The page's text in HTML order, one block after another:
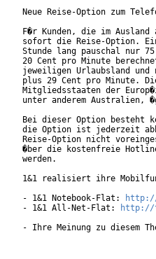
Neue Reise-Option zum
F�r Kunden, die im
sofort die Reise-Option.
Stunde lang pauschal nur
20 Cent pro Minute
jeweiligen Urlaubsland und
plus 29 Cent pro Minute.
Mitgliedsstaaten der
unter anderem Australien,
Bei dieser Option besteht
die Option ist jederzeit
Reise-Option nicht
�ber die kostenfreie
werden.
1&1 realisiert ihre
- 1&1 Notebook-Flat:
- 1&1 All-Net-Flat:
http://
- Ihre Meinung zu diesem